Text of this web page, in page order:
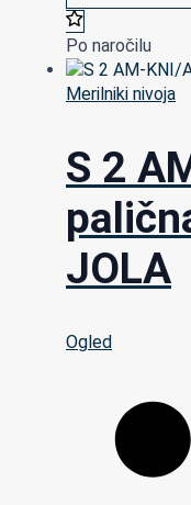
Po naročilu
Merilniki nivoja
S 2
JOLA
Ogled